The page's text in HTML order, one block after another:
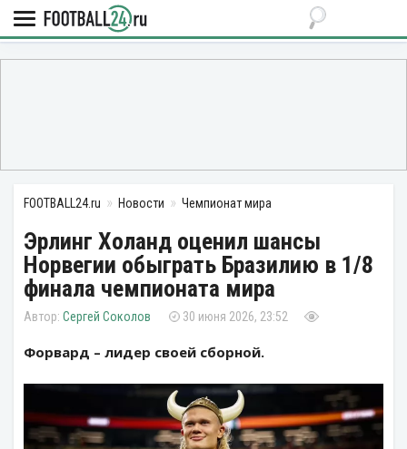
FOOTBALL24.ru Новости Чемпионат мира
Эрлинг Холанд оценил шансы
Норвегии обыграть Бразилию в 1/8
финала чемпионата мира
Сергей Соколов 30 июня 2026, 23:52
Форвард – лидер своей сборной.